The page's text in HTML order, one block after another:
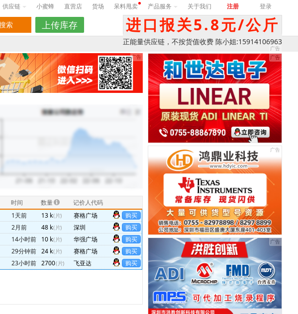
供应链 小蜜蜂 直营店 货场 呆料甩卖 产品服务 关于我们 注册 登录
进口报关5.8元/公斤
正能量供应链，不按货值收费 陈小姐:15914106963
时间 数量
记价人代码
1天前 13 k(片) 赛格广场
购买
2月前 48 k(片) 深圳
购买
14小时前 10 k(片) 华强广场
购买
29分钟前 24 k(片) 赛格广场
购买
23小时前 2700(片) 飞亚达
购买